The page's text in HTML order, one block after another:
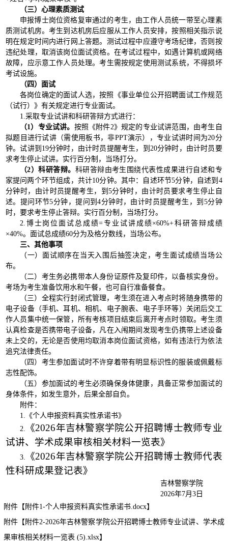
（三） 心理素质测试
申报博士岗位资格复审通过的考生，由工作人员统一带至心理素
质测试机房。考生到达机房后应服从工作人员安排，按照相关指示说
明在规定时间内进行网上答题。测试过程中应遵守考场纪律，否则按
违纪处理，取消该岗位面试资格。在考试过程中，如遇计算机或网络
故障，应示意工作人员处理。考生需按规定使用测试系统，不得损坏
考试设施。
（四）面试
各岗位确定的面试人选，按照《事业单位公开招聘面试工作规范
（试行）》有关规定进行专业面试。
1.采取专业试讲和科研答辩方式进行：
（1） 专业试讲。 按照《附件2》规定的专业试讲范围，由考生自
拟题目进行试讲（需使用板书，非PPT演示），专业试讲时间为20分
钟。试讲到19分钟时，由计时员提醒考生，到20分钟时，由计时员要
求考生停止试讲。实行百分制，当场打分。
（2）科研答辩。 科研答辩由考生围绕代表性成果进行自述和专
家提问两个环节组成，共计10分钟。其中：自述环节5分钟，自述到4
分钟时，由计时员提醒考生，到5分钟时，由计时员要求考生停止自
述。提问环节5分钟，提问到4分钟时，由计时员提醒考生，到5分钟
时，要求考生停止答辩。实行百分制，当场打分。
2.博士岗位面试总成绩=专业试讲成绩×60%+科研答辩成绩
×40%。面试总成绩60分为及格分数线，当场公布。
三、其他事项
（一）面试顺序在当天入围后抽签决定，考生面试成绩当场公
布。
（二）考生务必携带本人身份证原件及复印件，以备核实身份。
考场为考生准备饮用水和午餐，也可自行准备餐食。
（三）全程实行封闭式管理，考生须在进入考点时将随身携带的
电子设备（手机、耳机、相机、电子腕表、电子手环等）关闭后交工
作人员集中统一保管，所有考核项目结束后离开考点时领取。考生须
认真检查是否携带电子设备，凡在入闱期间发现考生仍携带上述设备
未上交的，无论是否使用均取消本岗位面试资格，如有违法行为依法
追究法律责任。
（四）考生参加面试时不许穿着带有明显标识性的服装或佩戴标
志性配饰。
（五）参加面试的考生必须确保身体健康，具备正常参加面试的
身体条件，如发生意外，后果全部自负。
附件：
1.《个人申报资料真实性承诺书》
2.
《2026年吉林警察学院公开招聘博士教师专业
试讲、学术成果审核相关材料一览表》
3.
《2026年吉林警察学院公开招聘博士教师代表
性科研成果登记表》
吉林警察学院
2026年7月3日
附件【 附件1-个人申报资料真实性承诺书.docx】
附件【 附件2-2026年吉林警察学院公开招聘博士教师专业试讲、学术成
果审核相关材料一览表 (5).xlsx】